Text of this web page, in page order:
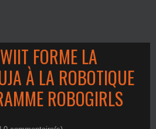
FORME LA
À LA ROBOTIQUE
ROBOGIRLS